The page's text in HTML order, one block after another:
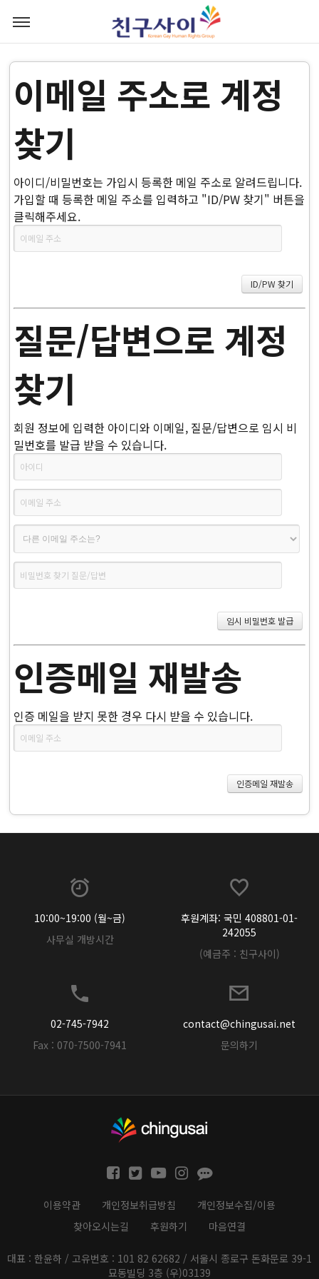
이메일 주소로 계정
찾기
아이디/비밀번호는 가입시 등록한 메일 주소로 알려드립니다.
가입할 때 등록한 메일 주소를 입력하고 "ID/PW 찾기" 버튼을
클릭해주세요.
질문/답변으로 계정
찾기
회원 정보에 입력한 아이디와 이메일, 질문/답변으로 임시 비
밀번호를 발급 받을 수 있습니다.
인증메일 재발송
인증 메일을 받지 못한 경우 다시 받을 수 있습니다.
10:00~19:00 (월~금)
사무실 개방시간
후원계좌: 국민 408801-01-
242055
(예금주 : 친구사이)
02-745-7942
Fax : 070-7500-7941
contact@chingusai.net
문의하기
이용약관 개인정보취급방침
개인정보수집/이용
찾아오시는길
후원하기 마음연결
대표 : 한윤하 / 고유번호 : 101 82 62682 / 서울시 종로구 돈화문로 39-1
묘동빌딩 3층 (우)03139